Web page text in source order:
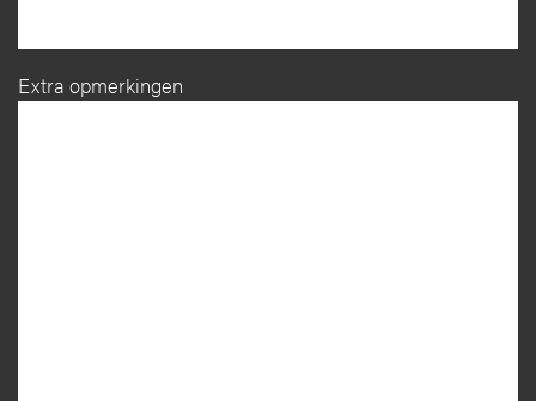
Extra opmerkingen